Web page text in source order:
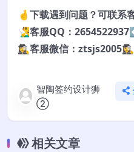
🤞下载遇到问题？可联系
🧏‍♂️客服QQ：
🕵️‍♀️客服微信：ztsjs2005🕵️‍♀️
智陶签约设计狮
②
相关文章